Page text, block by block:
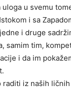
u svemu
i sa
i druge
samim tim,
i da im
raditi iz naših